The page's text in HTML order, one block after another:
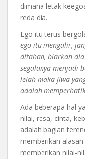
dimana letak
reda dia.
Ego itu terus
ego itu mengalir,
ditahan, biarkan
segalanya menjadi
lelah maka jiwa
adalah
Ada beberapa hal
nilai, rasa, cinta,
adalah bagian
memberikan
memberikan nilai-